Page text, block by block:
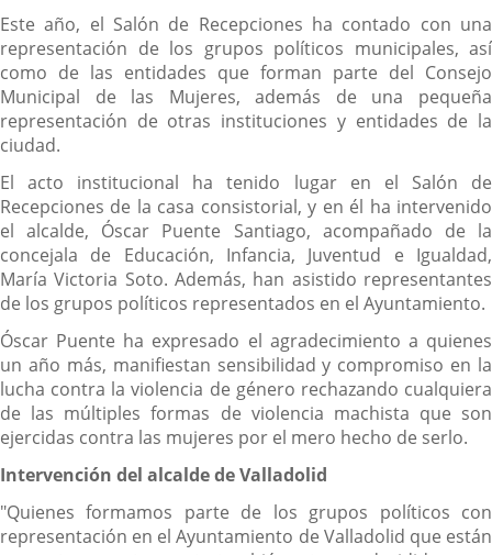
Este año, el Salón de Recepciones ha contado con una
representación de los grupos políticos municipales, así
como de las entidades que forman parte del Consejo
Municipal de las Mujeres, además de una pequeña
representación de otras instituciones y entidades de la
ciudad.
El acto institucional ha tenido lugar en el Salón de
Recepciones de la casa consistorial, y en él ha intervenido
el alcalde, Óscar Puente Santiago, acompañado de la
concejala de Educación, Infancia, Juventud e Igualdad,
María Victoria Soto. Además, han asistido representantes
de los grupos políticos representados en el Ayuntamiento.
Óscar Puente ha expresado el agradecimiento a quienes
un año más, manifiestan sensibilidad y compromiso en la
lucha contra la violencia de género rechazando cualquiera
de las múltiples formas de violencia machista que son
ejercidas contra las mujeres por el mero hecho de serlo.
Intervención del alcalde de Valladolid
"Quienes formamos parte de los grupos políticos con
representación en el Ayuntamiento de Valladolid que están